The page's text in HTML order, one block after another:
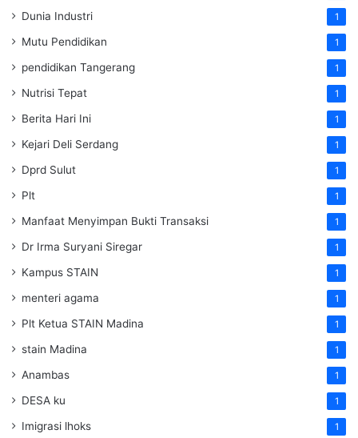
Dunia Industri 1
Mutu Pendidikan 1
pendidikan Tangerang 1
Nutrisi Tepat 1
Berita Hari Ini 1
Kejari Deli Serdang 1
Dprd Sulut 1
Plt 1
Manfaat Menyimpan Bukti Transaksi 1
Dr Irma Suryani Siregar 1
Kampus STAIN 1
menteri agama 1
Plt Ketua STAIN Madina 1
stain Madina 1
Anambas 1
DESA ku 1
Imigrasi lhoks 1